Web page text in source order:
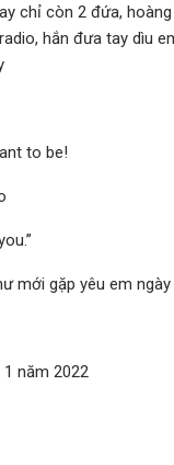
chỉ còn 2 đứa,
hắn đưa tay dìu
to be!
mới gặp yêu em ngày
năm 2022